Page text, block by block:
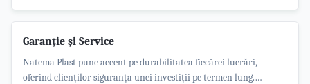
Garanție și Service
Natema Plast pune accent pe durabilitatea fiecărei lucrări,
oferind clienților siguranța unei investiții pe termen lung.